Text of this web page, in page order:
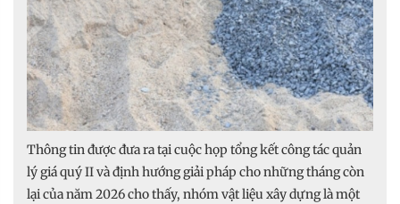
Thông tin được đưa ra tại cuộc họp tổng kết công tác quản
lý giá quý II và định hướng giải pháp cho những tháng còn
lại của năm 2026 cho thấy, nhóm vật liệu xây dựng là một